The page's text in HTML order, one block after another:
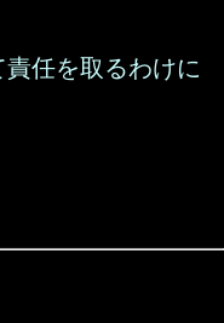
任を取るわけに